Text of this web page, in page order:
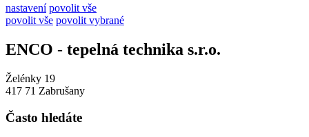
nastavení povolit vše
povolit vše povolit vybrané
ENCO - tepelná technika s.r.o.
Želénky 19
417 71 Zabrušany
Často hledáte